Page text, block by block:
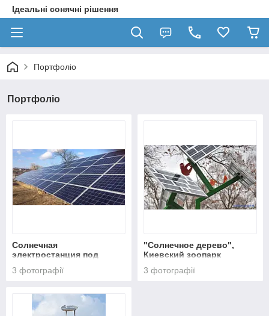
Ідеальні сонячні рішення
Портфоліо
Портфоліо
Солнечная
электростанция под
3 фотографії
"Солнечное дерево",
Киевский зоопарк
3 фотографії